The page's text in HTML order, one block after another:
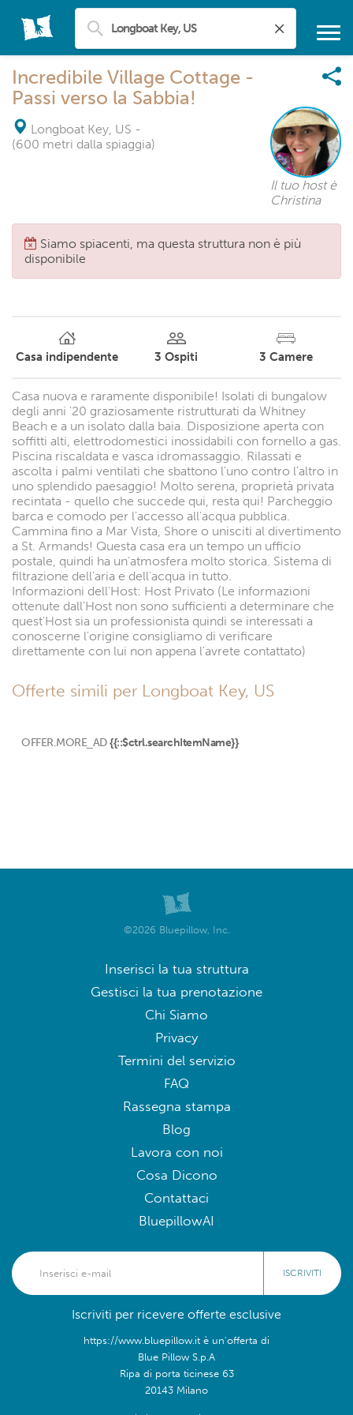
Incredibile Village Cottage -
Passi verso la Sabbia!
Longboat Key, US -
(600 metri dalla spiaggia)
Il tuo host è
Christina
Siamo spiacenti, ma questa struttura non è più
disponibile
Casa indipendente 3 Ospiti 3 Camere
Casa nuova e raramente disponibile! Isolati di bungalow
degli anni '20 graziosamente ristrutturati da Whitney
Beach e a un isolato dalla baia. Disposizione aperta con
soffitti alti, elettrodomestici inossidabili con fornello a gas.
Piscina riscaldata e vasca idromassaggio. Rilassati e
ascolta i palmi ventilati che sbattono l'uno contro l'altro in
uno splendido paesaggio! Molto serena, proprietà privata
recintata - quello che succede qui, resta qui! Parcheggio
barca e comodo per l'accesso all'acqua pubblica.
Cammina fino a Mar Vista, Shore o unisciti al divertimento
a St. Armands! Questa casa era un tempo un ufficio
postale, quindi ha un'atmosfera molto storica. Sistema di
filtrazione dell'aria e dell'acqua in tutto.
Informazioni dell'Host: Host Privato (Le informazioni
ottenute dall'Host non sono sufficienti a determinare che
quest'Host sia un professionista quindi se interessati a
conoscerne l'origine consigliamo di verificare
direttamente con lui non appena l'avrete contattato)
Offerte simili per Longboat Key, US
OFFER.MORE_AD {{::$ctrl.searchItemName}}
©2026 Bluepillow, Inc.
Inserisci la tua struttura
Gestisci la tua prenotazione
Chi Siamo
Privacy
Termini del servizio
FAQ
Rassegna stampa
Blog
Lavora con noi
Cosa Dicono
Contattaci
BluepillowAI
ISCRIVITI
Iscriviti per ricevere offerte esclusive
https://www.bluepillow.it è un'offerta di
Blue Pillow S.p.A
Ripa di porta ticinese 63
20143 Milano